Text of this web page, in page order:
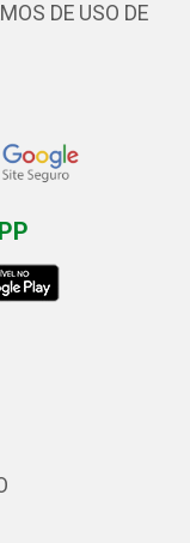
DE USO DE